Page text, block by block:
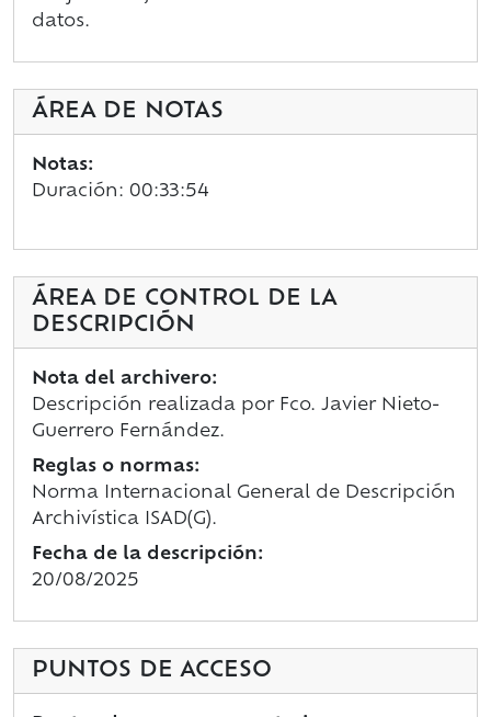
datos.
ÁREA DE NOTAS
Notas:
Duración: 00:33:54
ÁREA DE CONTROL DE LA
DESCRIPCIÓN
Nota del archivero:
Descripción realizada por Fco. Javier Nieto-
Guerrero Fernández.
Reglas o normas:
Norma Internacional General de Descripción
Archivística ISAD(G).
Fecha de la descripción:
20/08/2025
PUNTOS DE ACCESO